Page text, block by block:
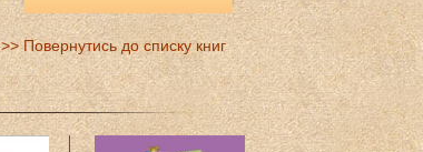
>> Повернутись до списку книг